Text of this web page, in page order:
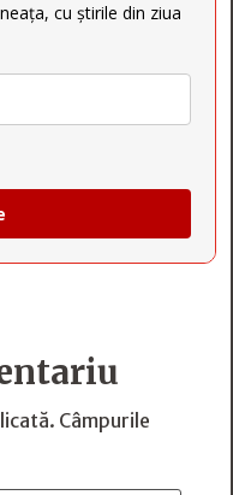
cu știrile din ziua
Câmpurile